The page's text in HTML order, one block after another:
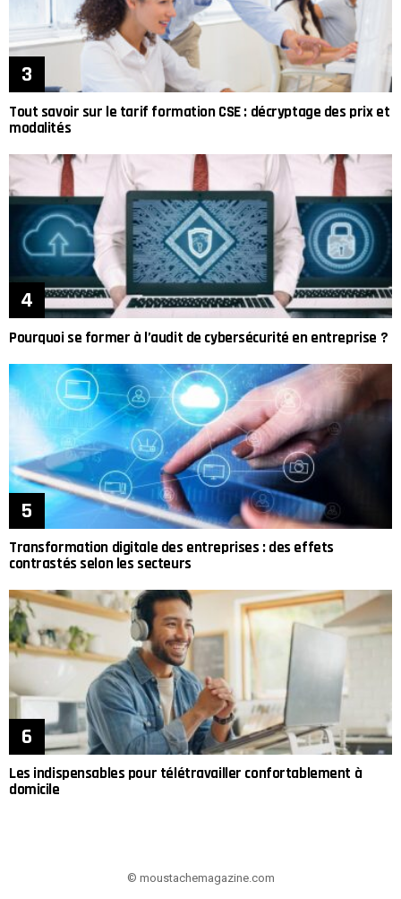
Tout savoir sur le tarif formation CSE : décryptage des prix et
modalités
Pourquoi se former à l’audit de cybersécurité en entreprise ?
Transformation digitale des entreprises : des effets
contrastés selon les secteurs
Les indispensables pour télétravailler confortablement à
domicile
© moustachemagazine.com